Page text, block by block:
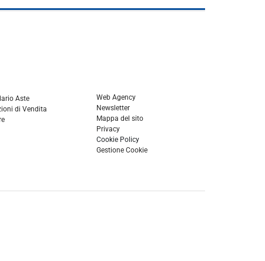
Aste
di Vendita
Web Agency
Newsletter
Mappa del sito
Privacy
Cookie Policy
Gestione Cookie